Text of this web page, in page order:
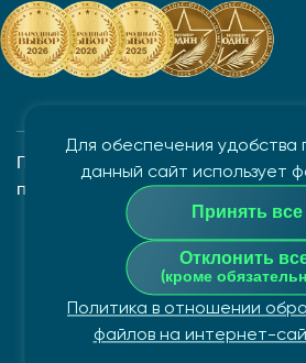
Для обеспечения удобства
данный сайт использует
Принять все
Отклонить
(кроме
Политика в отношении
файлов на интернет-
Политика в отношении
персональных данных
Закрытое акционерное
100862882
© Copyright